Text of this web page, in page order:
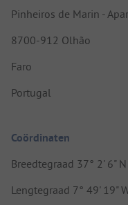
Pinheiros de Marin -
8700-912 Olhão
Faro
Portugal
Coördinaten
Breedtegraad 37° 2' 6"
Lengtegraad 7° 49' 19"